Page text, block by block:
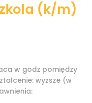
(k/m)
w godz pomiędzy
wyższe (w